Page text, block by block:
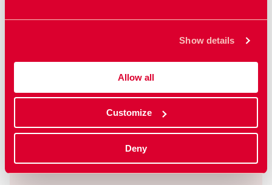
Show details
Allow all
Customize
Deny
Honour-related violence and oppression
هەموو فیلمەکان پیشان بدە